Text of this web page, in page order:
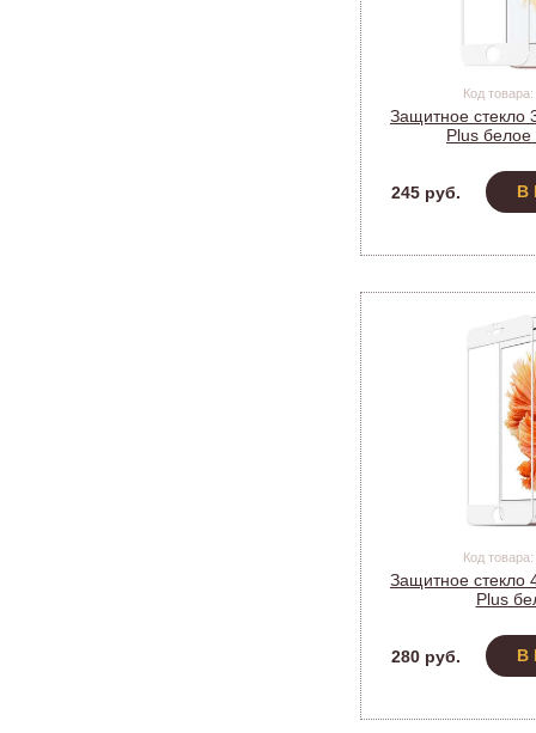
Код
Защитное стекло
Plus белое
245 руб. В
Код
Защитное стекло
Plus
280 руб. В